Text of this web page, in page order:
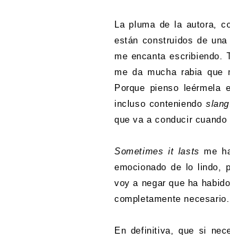
La pluma de la autora,
están construidos de
me encanta escribiendo.
me da mucha rabia que
Porque pienso
incluso conteniendoslang
que va a conducir
Sometimes it lasts me
emocionado de lo lindo,
voy a negar que ha
completamente necesario.
En definitiva, que si